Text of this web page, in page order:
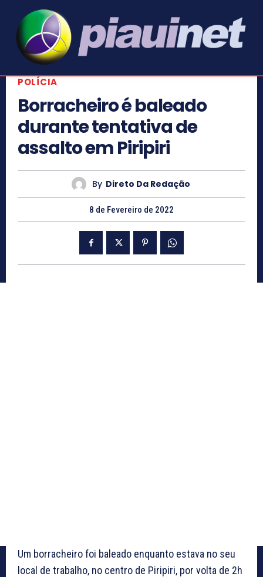
POLÍCIA
Borracheiro é baleado
durante tentativa de
assalto em Piripiri
By Direto Da Redação
8 de Fevereiro de 2022
Um borracheiro foi baleado enquanto estava no seu
local de trabalho, no centro de Piripiri, por volta de 2h